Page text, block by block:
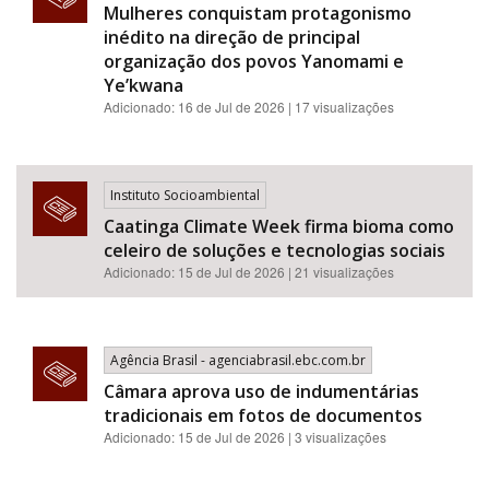
Mulheres conquistam protagonismo
inédito na direção de principal
organização dos povos Yanomami e
Ye’kwana
Adicionado: 16 de Jul de 2026 | 17 visualizações
Instituto Socioambiental
Caatinga Climate Week firma bioma como
celeiro de soluções e tecnologias sociais
Adicionado: 15 de Jul de 2026 | 21 visualizações
Agência Brasil - agenciabrasil.ebc.com.br
Câmara aprova uso de indumentárias
tradicionais em fotos de documentos
Adicionado: 15 de Jul de 2026 | 3 visualizações